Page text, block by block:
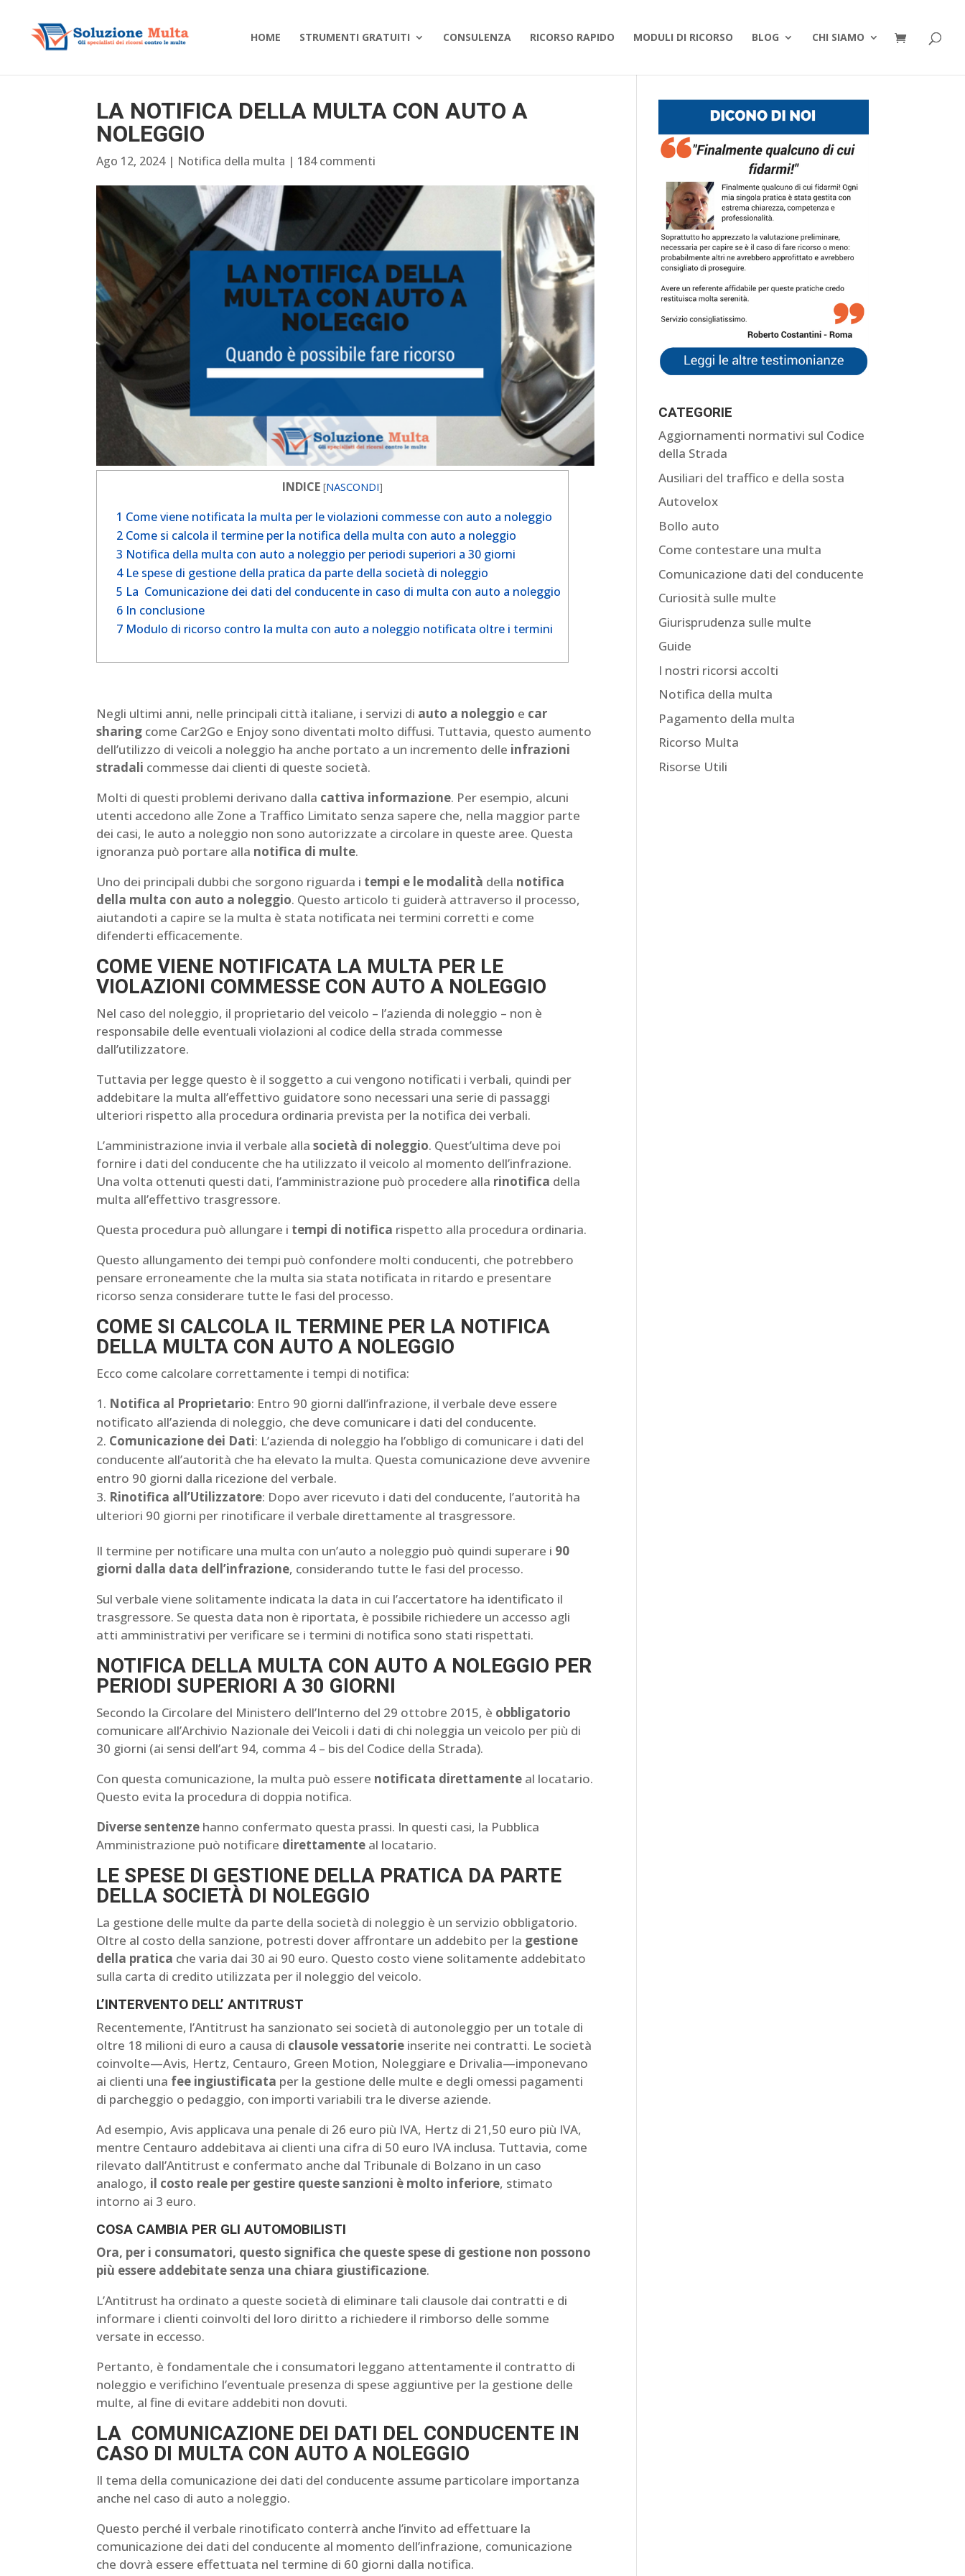
HOME STRUMENTI GRATUITI CONSULENZA RICORSO RAPIDO MODULI DI RICORSO BLOG CHI SIAMO
LA NOTIFICA DELLA MULTA CON AUTO A
NOLEGGIO
Ago 12, 2024| Notifica della multa | 184 commenti
INDICE [NASCONDI]
1 Come viene notificata la multa per le violazioni commesse con auto a noleggio
2Come si calcola il termine per la notifica della multa con auto a noleggio
3 Notifica della multa con auto a noleggio per periodi superiori a 30 giorni
4Le spese di gestione della pratica da parte della società di noleggio
5 La Comunicazione dei dati del conducente in caso di multa con auto a noleggio
6In conclusione
7Modulo di ricorso contro la multa con auto a noleggio notificata oltre i termini
​Negli ultimi anni, nelle principali città italiane, i servizi di auto a noleggio e car
sharing come Car2Go e Enjoy sono diventati molto diffusi. Tuttavia, questo aumento
dell’utilizzo di veicoli a noleggio ha anche portato a un incremento delle infrazioni
stradali commesse dai clienti di queste società.
Molti di questi problemi derivano dalla cattiva informazione. Per esempio, alcuni
utenti accedono alle Zone a Traffico Limitato senza sapere che, nella maggior parte
dei casi, le auto a noleggio non sono autorizzate a circolare in queste aree. Questa
ignoranza può portare alla notifica di multe.
Uno dei principali dubbi che sorgono riguarda i tempi e le modalità della notifica
della multa con auto a noleggio. Questo articolo ti guiderà attraverso il processo,
aiutandoti a capire se la multa è stata notificata nei termini corretti e come
difenderti efficacemente.
COME VIENE NOTIFICATA LA MULTA PER LE
VIOLAZIONI COMMESSE CON AUTO A NOLEGGIO
Nel caso del noleggio, il proprietario del veicolo – l’azienda di noleggio – non è
responsabile delle eventuali violazioni al codice della strada commesse
dall’utilizzatore.
Tuttavia per legge questo è il soggetto a cui vengono notificati i verbali, quindi per
addebitare la multa all’effettivo guidatore sono necessari una serie di passaggi
ulteriori rispetto alla procedura ordinaria prevista per la notifica dei verbali.
L’amministrazione invia il verbale allasocietà di noleggio. Quest’ultima deve poi
fornire i dati del conducente che ha utilizzato il veicolo al momento dell’infrazione.
Una volta ottenuti questi dati, l’amministrazione può procedere alla rinotifica della
multa all’effettivo trasgressore.
Questa procedura può allungare i tempi di notifica rispetto alla procedura ordinaria.
Questo allungamento dei tempi può confondere molti conducenti, che potrebbero
pensare erroneamente che la multa sia stata notificata in ritardo e presentare
ricorso senza considerare tutte le fasi del processo.
COME SI CALCOLA IL TERMINE PER LA NOTIFICA
DELLA MULTA CON AUTO A NOLEGGIO
Ecco come calcolare correttamente i tempi di notifica:
Notifica al Proprietario: Entro 90 giorni dall’infrazione, il verbale deve essere
notificato all’azienda di noleggio, che deve comunicare i dati del conducente.
Comunicazione dei Dati: L’azienda di noleggio ha l’obbligo di comunicare i dati del
conducente all’autorità che ha elevato la multa. Questa comunicazione deve avvenire
entro 90 giorni dalla ricezione del verbale.
Rinotifica all’Utilizzatore: Dopo aver ricevuto i dati del conducente, l’autorità ha
ulteriori 90 giorni per rinotificare il verbale direttamente al trasgressore.
Il termine per notificare una multa con un’auto a noleggio può quindi superare i 90
giorni dalla data dell’infrazione, considerando tutte le fasi del processo.
Sul verbale viene solitamente indicata la data in cui l’accertatore ha identificato il
trasgressore. Se questa data non è riportata, è possibile richiedere un accesso agli
atti amministrativi per verificare se i termini di notifica sono stati rispettati.
NOTIFICA DELLA MULTA CON AUTO A NOLEGGIO PER
PERIODI SUPERIORI A 30 GIORNI
Secondo la Circolare del Ministero dell’Interno del 29 ottobre 2015, è obbligatorio
comunicare all’Archivio Nazionale dei Veicoli i dati di chi noleggia un veicolo per più di
30 giorni (ai sensi dell’art 94, comma 4 – bis del Codice della Strada).
Con questa comunicazione, la multa può essere notificata direttamente al locatario.
Questo evita la procedura di doppia notifica.
Diverse sentenze hanno confermato questa prassi. In questi casi, la Pubblica
Amministrazione può notificare direttamente al locatario.
LE SPESE DI GESTIONE DELLA PRATICA DA PARTE
DELLA SOCIETÀ DI NOLEGGIO
La gestione delle multe da parte della società di noleggio è un servizio obbligatorio.
Oltre al costo della sanzione, potresti dover affrontare un addebito per la gestione
della pratica che varia dai 30 ai 90 euro. Questo costo viene solitamente addebitato
sulla carta di credito utilizzata per il noleggio del veicolo.
L’INTERVENTO DELL’ ANTITRUST
Recentemente, l’Antitrust ha sanzionato sei società di autonoleggio per un totale di
oltre 18 milioni di euro a causa di clausole vessatorie inserite nei contratti. Le società
coinvolte—Avis, Hertz, Centauro, Green Motion, Noleggiare e Drivalia—imponevano
ai clienti una fee ingiustificata per la gestione delle multe e degli omessi pagamenti
di parcheggio o pedaggio, con importi variabili tra le diverse aziende.
Ad esempio, Avis applicava una penale di 26 euro più IVA, Hertz di 21,50 euro più IVA,
mentre Centauro addebitava ai clienti una cifra di 50 euro IVA inclusa. Tuttavia, come
rilevato dall’Antitrust e confermato anche dal Tribunale di Bolzano in un caso
analogo, il costo reale per gestire queste sanzioni è molto inferiore, stimato
intorno ai 3 euro.
COSA CAMBIA PER GLI AUTOMOBILISTI
Ora, per i consumatori, questo significa che queste spese di gestione non possono
più essere addebitate senza una chiara giustificazione.
L’Antitrust ha ordinato a queste società di eliminare tali clausole dai contratti e di
informare i clienti coinvolti del loro diritto a richiedere il rimborso delle somme
versate in eccesso.
Pertanto, è fondamentale che i consumatori leggano attentamente il contratto di
noleggio e verifichino l’eventuale presenza di spese aggiuntive per la gestione delle
multe, al fine di evitare addebiti non dovuti.
LA COMUNICAZIONE DEI DATI DEL CONDUCENTE IN
CASO DI MULTA CON AUTO A NOLEGGIO
Il tema della comunicazione dei dati del conducente assume particolare importanza
anche nel caso di auto a noleggio.
Questo perché il verbale rinotificato conterrà anche l’invito ad effettuare la
comunicazione dei dati del conducente al momento dell’infrazione, comunicazione
che dovrà essere effettuata nel termine di 60 giorni dalla notifica.
CATEGORIE
Aggiornamenti normativi sul Codice
della Strada
Ausiliari del traffico e della sosta
Autovelox
Bollo auto
Come contestare una multa
Comunicazione dati del conducente
Curiosità sulle multe
Giurisprudenza sulle multe
Guide
I nostri ricorsi accolti
Notifica della multa
Pagamento della multa
Ricorso Multa
Risorse Utili